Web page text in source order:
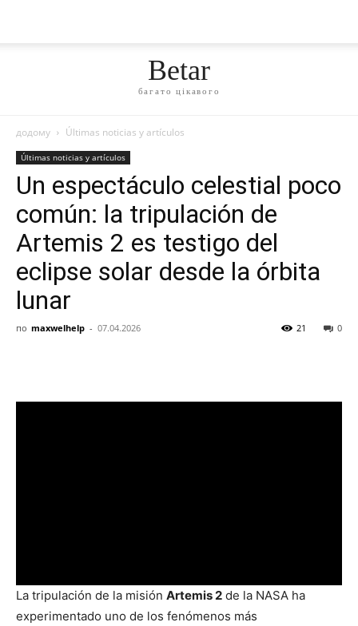
Betar
багато цікавого
додому Últimas noticias y artículos
Últimas noticias y artículos
Un espectáculo celestial poco
común: la tripulación de
Artemis 2 es testigo del
eclipse solar desde la órbita
lunar
по maxwelhelp - 07.04.2026 0
21
La tripulación de la misión Artemis 2 de la NASA ha
experimentado uno de los fenómenos más